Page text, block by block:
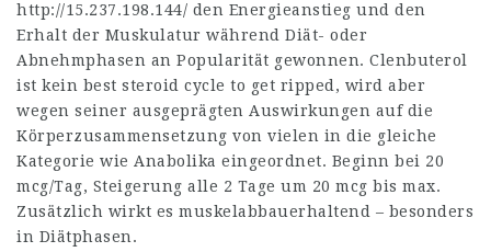
http://15.237.198.144/ den Energieanstieg und den
Erhalt der Muskulatur während Diät- oder
Abnehmphasen an Popularität gewonnen. Clenbuterol
ist kein best steroid cycle to get ripped , wird aber
wegen seiner ausgeprägten Auswirkungen auf die
Körperzusammensetzung von vielen in die gleiche
Kategorie wie Anabolika eingeordnet. Beginn bei 20
mcg/Tag, Steigerung alle 2 Tage um 20 mcg bis max.
Zusätzlich wirkt es muskelabbauerhaltend – besonders
in Diätphasen.